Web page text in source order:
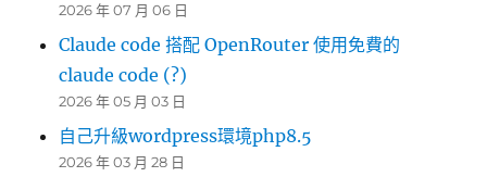
2026 年 07 月 06 日
Claude code 搭配 OpenRouter 使用免費的
claude code (?)
2026 年 05 月 03 日
自己升級wordpress環境php8.5
2026 年 03 月 28 日